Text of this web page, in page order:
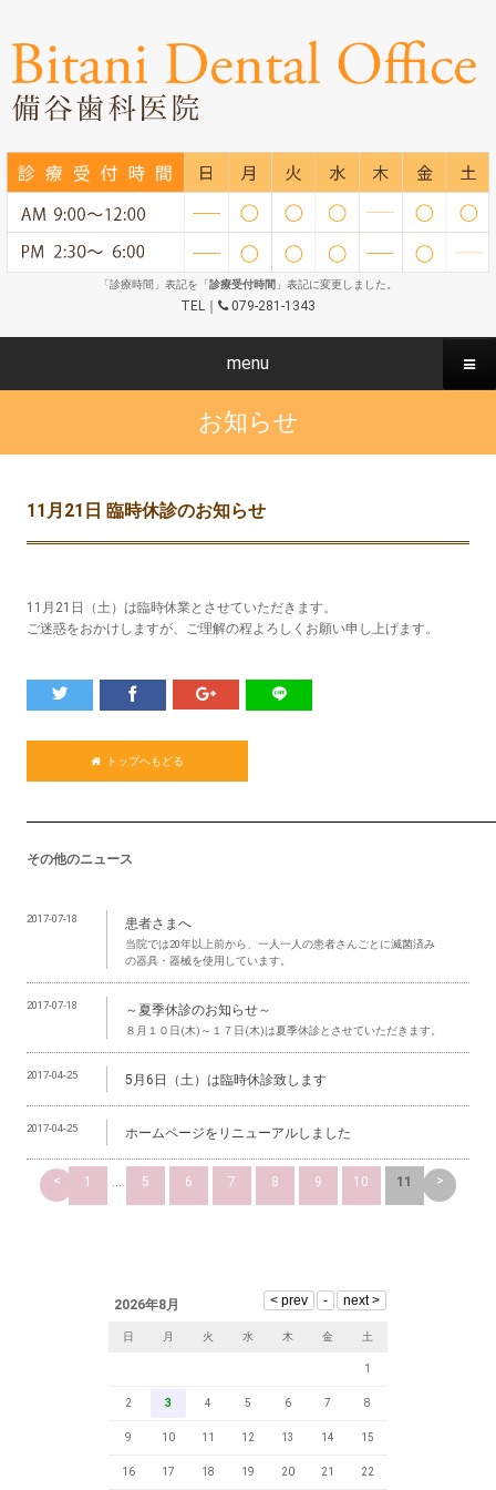
「診療時間」表記を「診療受付時間 」表記に変更しました。
TEL｜ 079-281-1343
menu
お知らせ
11月21日 臨時休診のお知らせ
11月21日（土）は臨時休業とさせていただきます。
ご迷惑をおかけしますが、ご理解の程よろしくお願い申し上げます。
トップへもどる
その他のニュース
2017-07-18 患者さまへ
当院では20年以上前から、一人一人の患者さんごとに滅菌済み
の器具・器械を使用しています。
2017-07-18 ～夏季休診のお知らせ～
８月１０日(木)～１７日(木)は夏季休診とさせていただきます。
2017-04-25 5月6日（土）は臨時休診致します
2017-04-25 ホームページをリニューアルしました
< 1 ... 5 6 7 8 9 10 11 >
2026年8月
日 月 火 水 木 金 土
1
2 3 4 5 6 7 8
9 10 11 12 13 14 15
16 17 18 19 20 21 22